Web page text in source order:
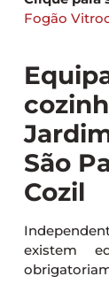
Fogão
São
Cozil
existem